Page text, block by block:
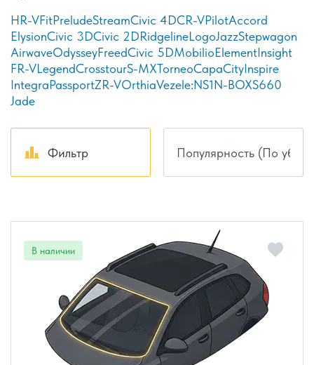
HR-VFitPreludeStreamCivic 4DCR-VPilotAccord
ElysionCivic 3DCivic 2DRidgelineLogoJazzStepwagon
AirwaveOdysseyFreedCivic 5DMobilioElementInsight
FR-VLegendCrosstourS-MXTorneoCapaCityInspire
IntegraPassportZR-VOrthiaVezele:NS1N-BOXS660
Jade
Фильтр